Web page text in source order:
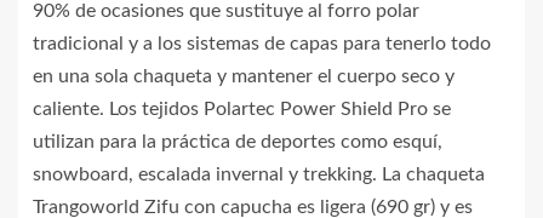
90% de ocasiones que sustituye al forro polar
tradicional y a los sistemas de capas para tenerlo todo
en una sola chaqueta y mantener el cuerpo seco y
caliente. Los tejidos Polartec Power Shield Pro se
utilizan para la práctica de deportes como esquí,
snowboard, escalada invernal y trekking. La chaqueta
Trangoworld Zifu con capucha es ligera (690 gr) y es